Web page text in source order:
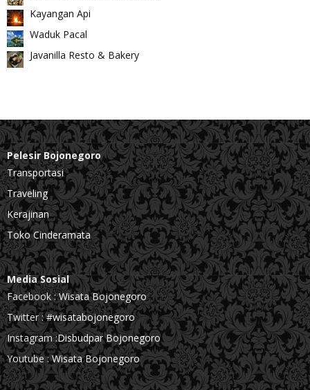
Kayangan Api
Waduk Pacal
Javanilla Resto & Bakery
Pelesir Bojonegoro
Transportasi
Traveling
Kerajinan
Toko Cinderamata
Media Sosial
Facebook :Wisata Bojonegoro
Twitter :#wisatabojonegoro
Instagram :Disbudpar Bojonegoro
Youtube :Wisata Bojonegoro